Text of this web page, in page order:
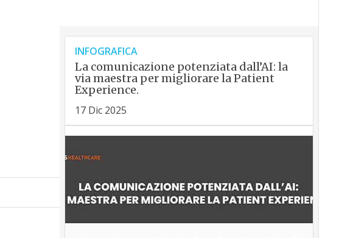
INFOGRAFICA
La comunicazione potenziata dall’AI: la
via maestra per migliorare la Patient
Experience.
17 Dic 2025